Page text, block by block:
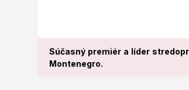
Súčasný premiér a líder
Montenegro.